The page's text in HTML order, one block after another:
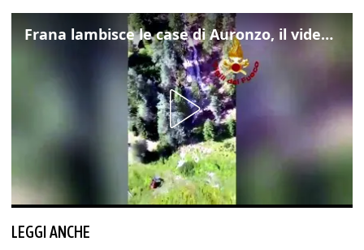
Frana lambisce le case di Auronzo, il video dall'elicottero dei vigili del fuoco
LEGGI ANCHE